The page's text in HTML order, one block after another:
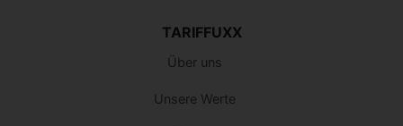
TARIFFUXX
Über uns
Unsere Werte